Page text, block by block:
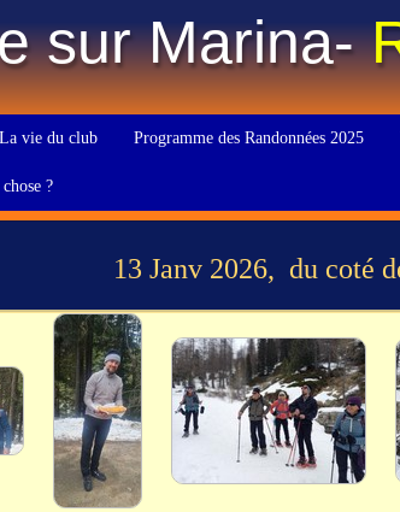
sur Marina-
La vie du club Programme des Randonnées 2025
?
13 Janv 2026, du coté